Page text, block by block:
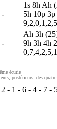
-
1s 8h Ah
5h 10p 3p
-
Ah 3h
9h 3h 4h 2
écurie
postérieurs, des
2 - 1 - 6 - 4 - 7 -